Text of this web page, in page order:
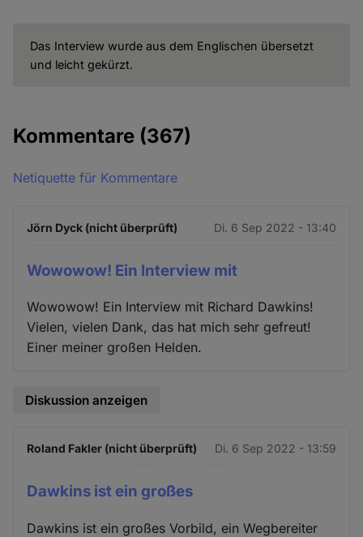
Das Interview wurde aus dem Englischen übersetzt
und leicht gekürzt.
Kommentare (367)
Netiquette für Kommentare
Jörn Dyck (nicht überprüft) Di. 6 Sep 2022 - 13:40
Wowowow! Ein Interview mit
Wowowow! Ein Interview mit Richard Dawkins!
Vielen, vielen Dank, das hat mich sehr gefreut!
Einer meiner großen Helden.
Diskussion anzeigen
Roland Fakler (nicht überprüft) Di. 6 Sep 2022 - 13:59
Dawkins ist ein großes
Dawkins ist ein großes Vorbild, ein Wegbereiter